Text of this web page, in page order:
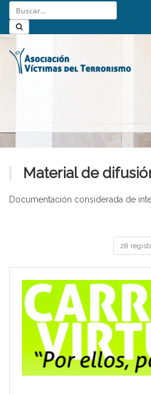
Material de
Documentación considerada de
28